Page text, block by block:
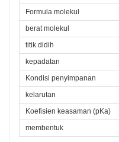
Formula molekul
berat molekul
titik didih
kepadatan
Kondisi penyimpanan
kelarutan
Koefisien keasaman (pKa)
membentuk